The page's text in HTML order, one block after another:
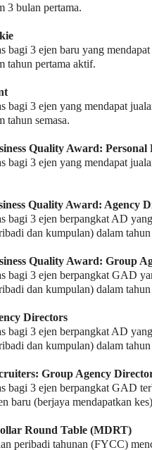
3 bulan pertama.
bagi 3 ejen baru yang
tahun pertama aktif.
bagi 3 ejen yang mendapat
tahun semasa.
Quality Award: Personal
bagi 3 ejen yang mendapat
Quality Award: Agency
bagi 3 ejen berpangkat AD
dan kumpulan) dalam tahun
Quality Award: Group
bagi 3 ejen berpangkat GAD
dan kumpulan) dalam tahun
Directors
bagi 3 ejen berpangkat AD
dan kumpulan) dalam tahun
Group Agency
bagi 3 ejen berpangkat GAD
baru (berjaya mendapatkan
Round Table (MDRT)
peribadi tahunan (FYCC)